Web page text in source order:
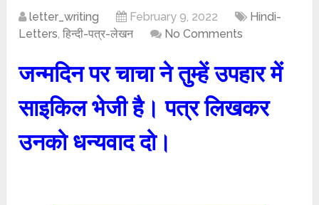
letter_writing February 9, 2022
Hindi-
Letters,हिन्दी-पत्र-लेखन No Comments
जन्मदिन पर चाचा ने तुम्हें उपहार में
साइकिल भेजी है। पत्रलिखकर
उनको धन्यवाद दो।